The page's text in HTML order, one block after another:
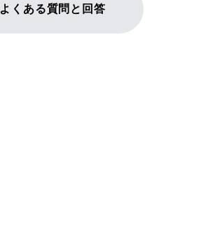
よくある質問と回答